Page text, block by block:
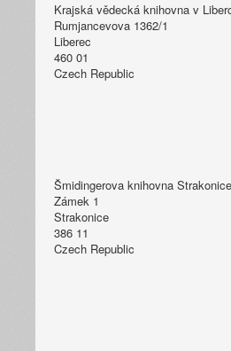
Krajská vědecká knihovna v
Rumjancevova 1362/1
Liberec
460 01
Czech Republic
Šmidingerova knihovna
Zámek 1
Strakonice
386 11
Czech Republic